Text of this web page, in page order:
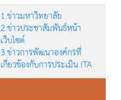
1.ข่าวมหาวิทยาลัย
2.ข่าวประชาสัมพันธ์หน้า
เว็บไซต์
3.ข่าวการพัฒนาองค์กรที่
เกี่ยวข้องกับการประเมิน ITA